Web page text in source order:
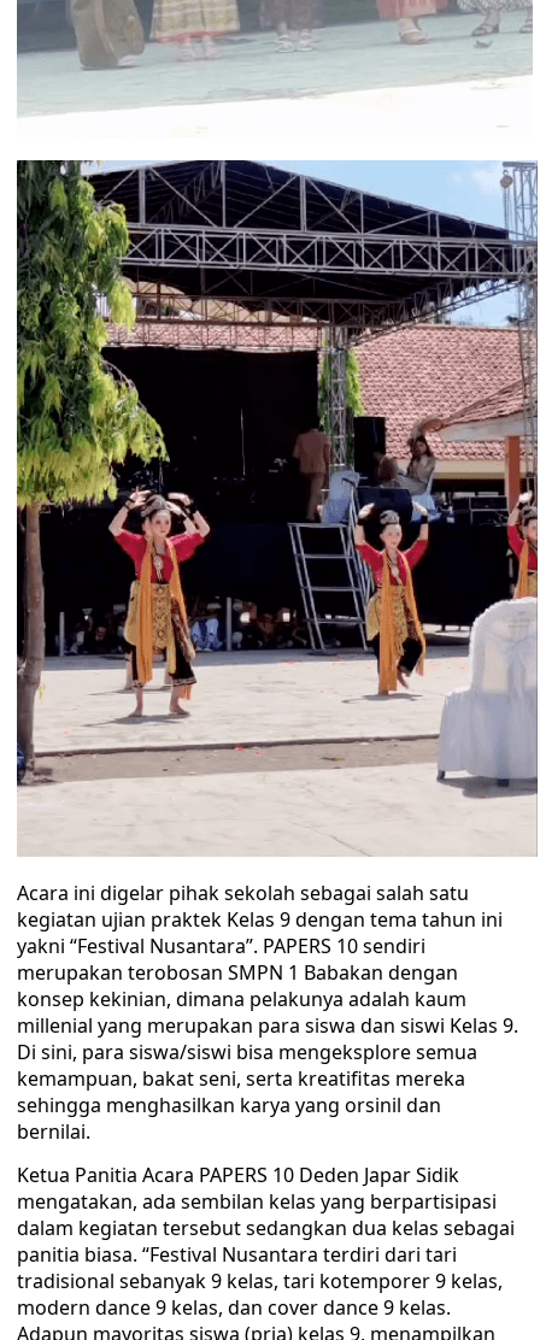
Acara ini digelar pihak sekolah sebagai salah satu
kegiatan ujian praktek Kelas 9 dengan tema tahun ini
yakni “Festival Nusantara”. PAPERS 10 sendiri
merupakan terobosan SMPN 1 Babakan dengan
konsep kekinian, dimana pelakunya adalah kaum
millenial yang merupakan para siswa dan siswi Kelas 9.
Di sini, para siswa/siswi bisa mengeksplore semua
kemampuan, bakat seni, serta kreatifitas mereka
sehingga menghasilkan karya yang orsinil dan
bernilai.
Ketua Panitia Acara PAPERS 10 Deden Japar Sidik
mengatakan, ada sembilan kelas yang berpartisipasi
dalam kegiatan tersebut sedangkan dua kelas sebagai
panitia biasa. “Festival Nusantara terdiri dari tari
tradisional sebanyak 9 kelas, tari kotemporer 9 kelas,
modern dance 9 kelas, dan cover dance 9 kelas.
Adapun mayoritas siswa (pria) kelas 9, menampilkan